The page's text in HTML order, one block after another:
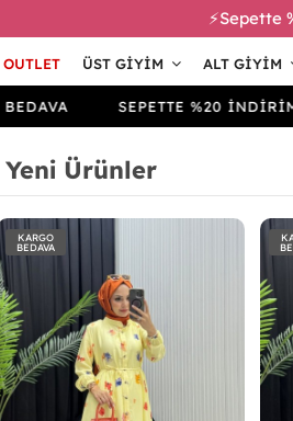
⚡Sepette
OUTLET ÜST GIYIM ALT GIYIM
SEPETTE %20 İNDİRİM! ⚡
Yeni Ürünler
KARGO
BEDAVA